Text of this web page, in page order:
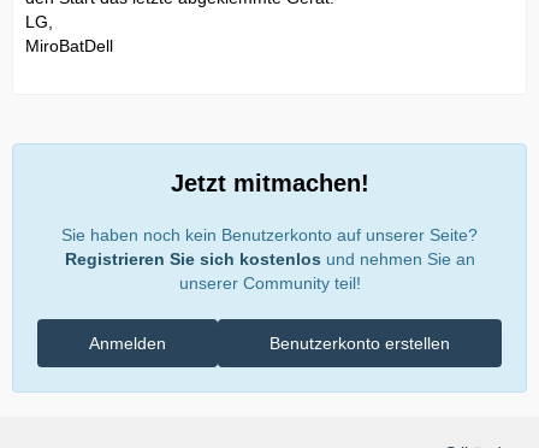
LG,
MiroBatDell
Jetzt mitmachen!
Sie haben noch kein Benutzerkonto auf unserer Seite?
Registrieren Sie sich kostenlos und nehmen Sie an
unserer Community teil!
Benutzerkonto erstellen
Anmelden